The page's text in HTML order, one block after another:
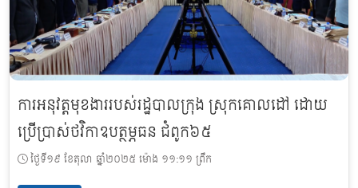
ការអនុវត្តមុខងាររបស់រដ្ឋបាលក្រុង ស្រុកគោលដៅ ដោយ
ប្រើប្រាស់ថវិកាឧបត្ថម្ភធន ជំពូក៦៥
ថ្ងៃទី១៩ ខែតុលា ឆ្នាំ២០២៥ ម៉ោង ១១:១១ ព្រឹក